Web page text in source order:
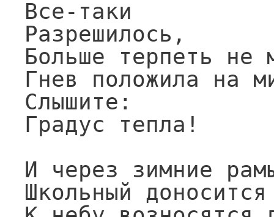
Все-таки
Разрешилось,
Больше терпеть не
Гнев положила на
Слышите:
Градус тепла!
И через зимние
Школьный